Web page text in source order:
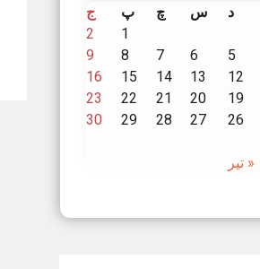
د س چ پ ج
« تیر
1
2
5
6
7
8
9
12
13
14
15
16
19
20
21
22
23
26
27
28
29
30